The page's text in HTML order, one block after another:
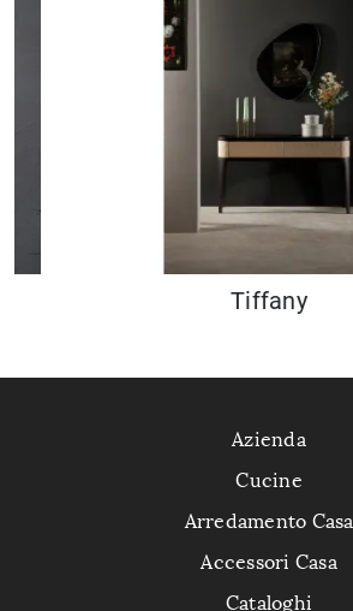
Tiffany
Azienda
Cucine
Arredamento Casa
Accessori Casa
Cataloghi